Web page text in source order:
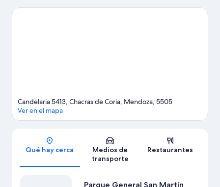
visitar La Plaza del Pueblo de Chacras de Coria y Parque General
Sección del mapa
Candelaria 5413, Chacras de Coria, Mendoza, 5505
Ver en el mapa
Qué hay cerca
Medios de
transporte
Restaurantes
Parque General San Martín